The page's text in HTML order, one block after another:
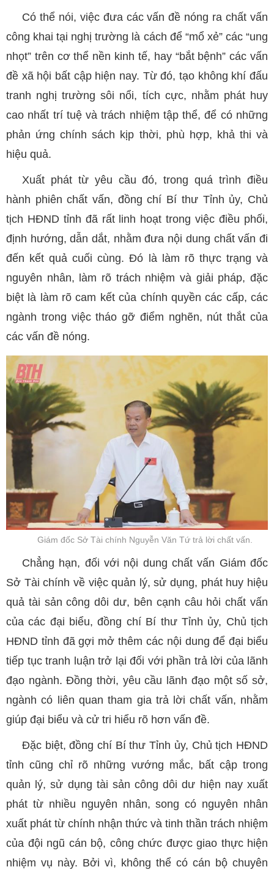
Có thể nói, việc đưa các vấn đề nóng ra chất vấn
công khai tại nghị trường là cách để “mổ xẻ” các “ung
nhọt” trên cơ thể nền kinh tế, hay “bắt bệnh” các vấn
đề xã hội bất cập hiện nay. Từ đó, tạo không khí đấu
tranh nghị trường sôi nổi, tích cực, nhằm phát huy
cao nhất trí tuệ và trách nhiệm tập thể, để có những
phản ứng chính sách kịp thời, phù hợp, khả thi và
hiệu quả.
Xuất phát từ yêu cầu đó, trong quá trình điều
hành phiên chất vấn, đồng chí Bí thư Tỉnh ủy, Chủ
tịch HĐND tỉnh đã rất linh hoạt trong việc điều phối,
định hướng, dẫn dắt, nhằm đưa nội dung chất vấn đi
đến kết quả cuối cùng. Đó là làm rõ thực trạng và
nguyên nhân, làm rõ trách nhiệm và giải pháp, đặc
biệt là làm rõ cam kết của chính quyền các cấp, các
ngành trong việc tháo gỡ điểm nghẽn, nút thắt của
các vấn đề nóng.
Giám đốc Sở Tài chính Nguyễn Văn Tứ trả lời chất vấn.
Chẳng hạn, đối với nội dung chất vấn Giám đốc
Sở Tài chính về việc quản lý, sử dụng, phát huy hiệu
quả tài sản công dôi dư, bên cạnh câu hỏi chất vấn
của các đại biểu, đồng chí Bí thư Tỉnh ủy, Chủ tịch
HĐND tỉnh đã gợi mở thêm các nội dung để đại biểu
tiếp tục tranh luận trở lại đối với phần trả lời của lãnh
đạo ngành. Đồng thời, yêu cầu lãnh đạo một số sở,
ngành có liên quan tham gia trả lời chất vấn, nhằm
giúp đại biểu và cử tri hiểu rõ hơn vấn đề.
Đặc biệt, đồng chí Bí thư Tỉnh ủy, Chủ tịch HĐND
tỉnh cũng chỉ rõ những vướng mắc, bất cập trong
quản lý, sử dụng tài sản công dôi dư hiện nay xuất
phát từ nhiều nguyên nhân, song có nguyên nhân
xuất phát từ chính nhận thức và tinh thần trách nhiệm
của đội ngũ cán bộ, công chức được giao thực hiện
nhiệm vụ này. Bởi vì, không thể có cán bộ chuyên